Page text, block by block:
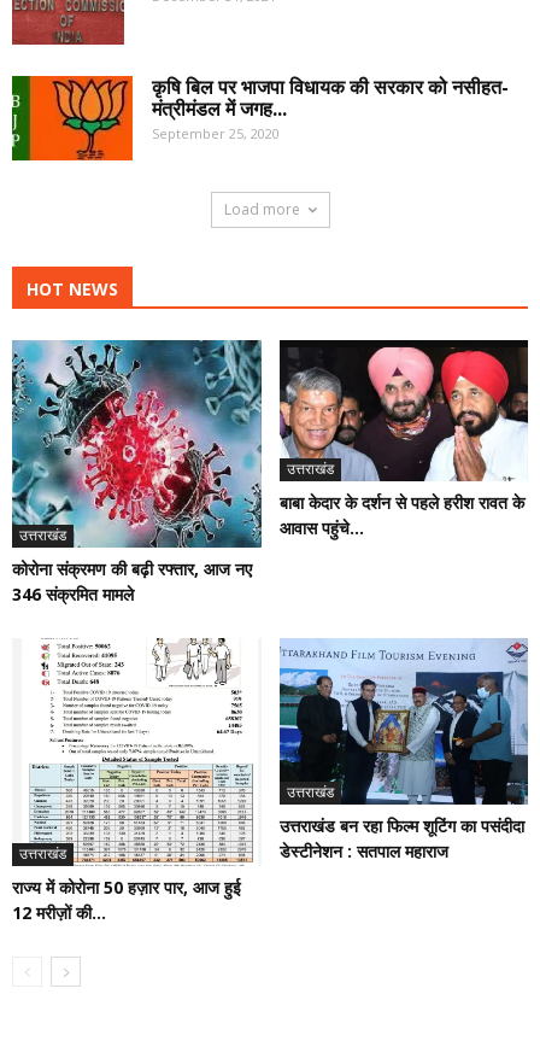
कृषि बिल पर भाजपा विधायक की सरकार को नसीहत-
मंत्रीमंडल में जगह...
September 25, 2020
Load more
HOT NEWS
उत्तराखंड
कोरोना संक्रमण की बढ़ी रफ्तार, आज नए
346 संक्रमित मामले
उत्तराखंड
बाबा केदार के दर्शन से पहले हरीश रावत के
आवास पहुंचे...
उत्तराखंड
राज्य में कोरोना 50 हज़ार पार, आज हुई
12 मरीज़ों की...
उत्तराखंड
उत्तराखंड बन रहा फिल्म शूटिंग का पसंदीदा
डेस्टीनेशन : सतपाल महाराज